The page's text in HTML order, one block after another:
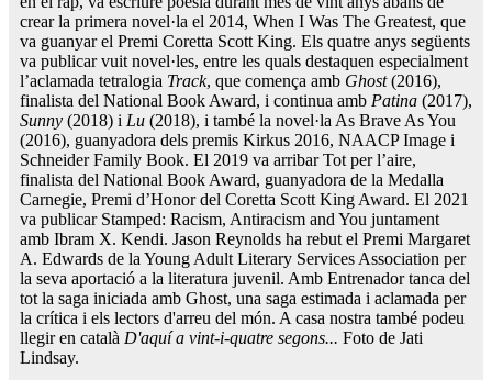
crear la primera novel·la el 2014, When I Was The Greatest, que
va guanyar el Premi Coretta Scott King. Els quatre anys següents
va publicar vuit novel·les, entre les quals destaquen especialment
l’aclamada tetralogia Track, que comença amb Ghost(2016),
finalista del National Book Award, i continua amb Patina (2017),
Sunny (2018) i Lu (2018), i també la novel·la As Brave As You
(2016), guanyadora dels premis Kirkus 2016, NAACP Image i
Schneider Family Book. El 2019 va arribar Tot per l’aire,
finalista del National Book Award, guanyadora de la Medalla
Carnegie, Premi d’Honor del Coretta Scott King Award. El 2021
va publicar Stamped: Racism, Antiracism and You juntament
amb Ibram X. Kendi. Jason Reynolds ha rebut el Premi Margaret
A. Edwards de la Young Adult Literary Services Association per
la seva aportació a la literatura juvenil. Amb Entrenador tanca del
tot la saga iniciada amb Ghost, una saga estimada i aclamada per
la crítica i els lectors d'arreu del món. A casa nostra també podeu
llegir en català D'aquí a vint-i-quatre segons... Foto de Jati
Lindsay.